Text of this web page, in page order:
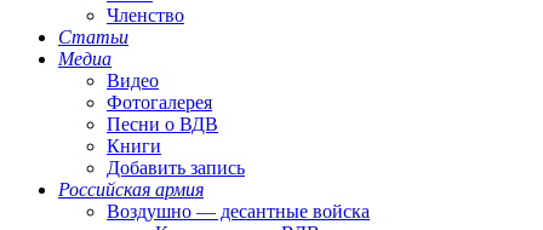
Членство
Статьи
Медиа
Видео
Фотогалерея
Песни о ВДВ
Книги
Добавить запись
Российская армия
Воздушно — десантные войска